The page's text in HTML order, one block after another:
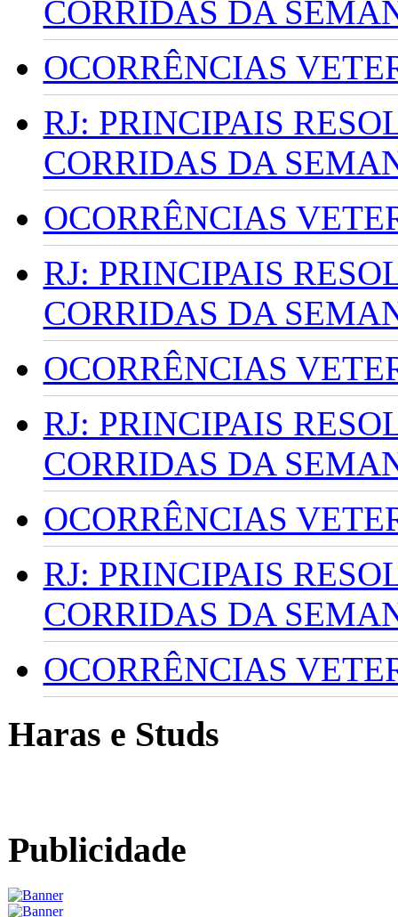
CORRIDAS DA
OCORRÊNCIAS
RJ: PRINCIPAIS
CORRIDAS DA
OCORRÊNCIAS
RJ: PRINCIPAIS
CORRIDAS DA
OCORRÊNCIAS
RJ: PRINCIPAIS
CORRIDAS DA
OCORRÊNCIAS
RJ: PRINCIPAIS
CORRIDAS DA
OCORRÊNCIAS
Haras e Studs
Publicidade